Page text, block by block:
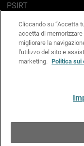
PSIRT
Politica sui cookie
Informativa sulla
Kit Media & Brand
Cliccando su “Accetta
accetta di
migliorare la
l'utilizzo del sito e
marketing. Politica sui